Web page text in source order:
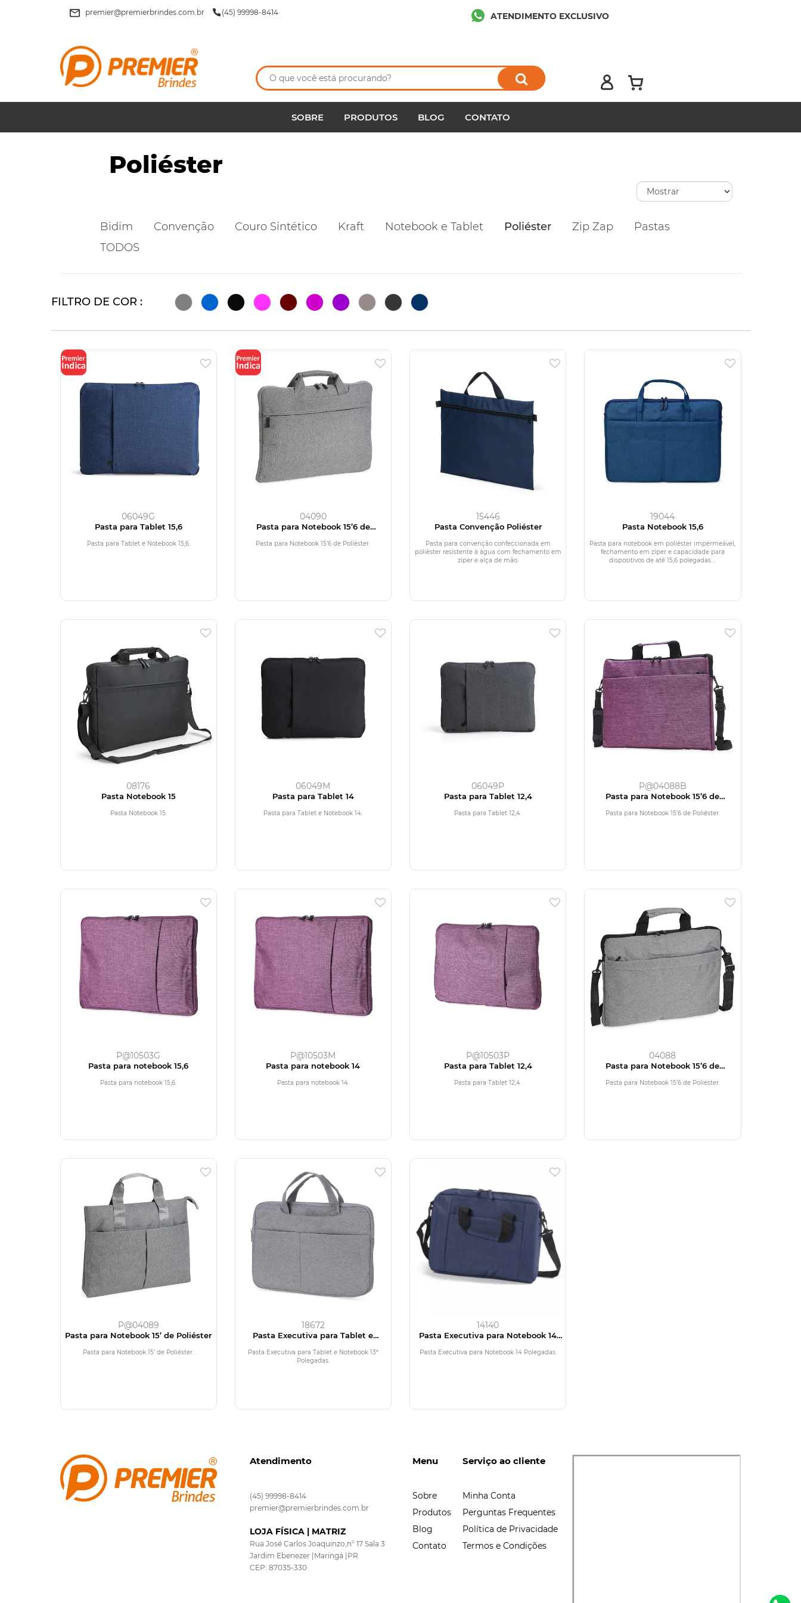
premier@premierbrindes.com.br (45) 99998-8414 ATENDIMENTO EXCLUSIVO
SOBRE PRODUTOS BLOG CONTATO
Poliéster
Bidim Convenção Couro Sintético Kraft Notebook e Tablet Poliéster Zip Zap
Pastas
TODOS
FILTRO DE COR :
06049G
Pasta para Tablet 15,6
Pasta para Tablet e Notebook 15,6.
04090
Pasta para Notebook 15’6 de
Pasta para Notebook 15’6 de Poliéster.
15446
Pasta Convenção Poliéster
Pasta para convenção confeccionada em
poliéster resistente à água com fechamento em
zíper e alça de mão.
19044
Pasta Notebook 15,6
Pasta para notebook em poliéster impermeável,
fechamento em zíper e capacidade para
dispositivos de até 15,6 polegadas....
08176
Pasta Notebook 15
Pasta Notebook 15.
06049M
Pasta para Tablet 14
Pasta para Tablet e Notebook 14.
06049P
Pasta para Tablet 12,4
Pasta para Tablet 12,4.
P@04088B
Pasta para Notebook 15’6 de
Pasta para Notebook 15’6 de Poliéster.
P@10503G
Pasta para notebook 15,6
Pasta para notebook 15,6.
P@10503M
Pasta para notebook 14
Pasta para notebook 14.
P@10503P
Pasta para Tablet 12,4
Pasta para Tablet 12,4.
04088
Pasta para Notebook 15’6 de
Pasta para Notebook 15’6 de Poliéster.
P@04089
Pasta para Notebook 15’ de Poliéster
Pasta para Notebook 15’ de Poliéster.
18672
Pasta Executiva para Tablet e
Pasta Executiva para Tablet e Notebook 13*
Polegadas.
14140
Pasta Executiva para Notebook 14
Pasta Executiva para Notebook 14 Polegadas.
Atendimento
(45) 99998-8414
premier@premierbrindes.com.br
LOJA FÍSICA | MATRIZ
Rua José Carlos Joaquinzo,n° 17 Sala 3
Jardim Ebenezer |Maringá |PR
CEP: 87035-330
Menu
Sobre
Produtos
Blog
Contato
Serviço ao cliente
Minha Conta
Perguntas Frequentes
Política de Privacidade
Termos e Condições